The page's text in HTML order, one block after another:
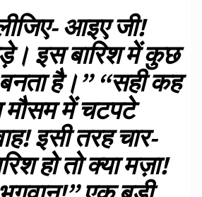
आइए जी!
इस बारिश में कुछ
है।” “सही कह
मौसम में चटपटे
इसी तरह चार-
हो तो क्या मज़ा!